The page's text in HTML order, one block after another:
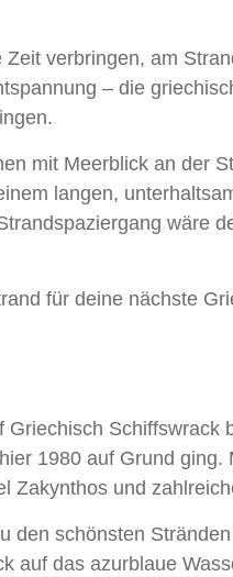
verbringen, am
– die
mit Meerblick an der
langen,
wäre
für deine nächste
Griechisch
1980 auf Grund
Zakynthos und
den schönsten
auf das azurblaue